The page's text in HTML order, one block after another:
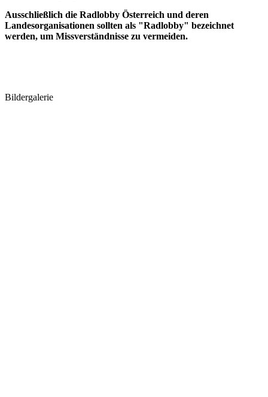
Ausschließlich die Radlobby Österreich und deren
Landesorganisationen sollten als "Radlobby" bezeichnet
werden, um Missverständnisse zu vermeiden.
Bildergalerie